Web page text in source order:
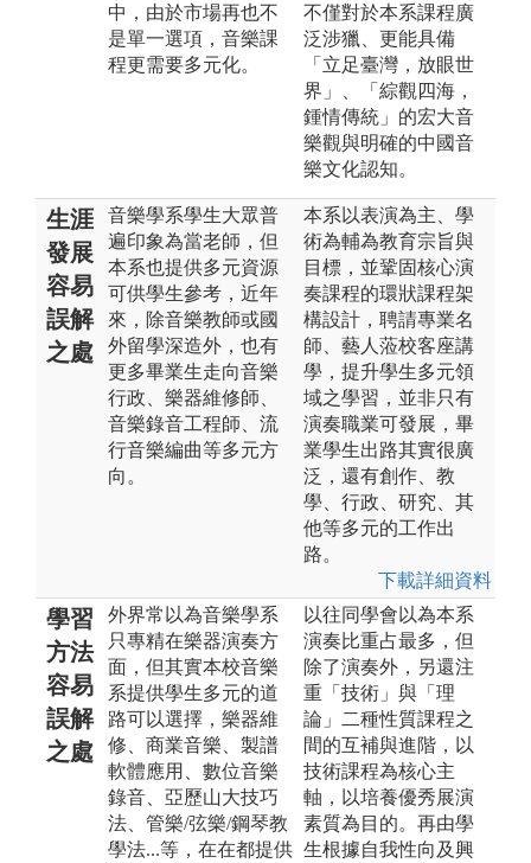
中，由於市場再也不
是單一選項，音樂課
程更需要多元化。
不僅對於本系課程廣
泛涉獵、更能具備
「立足臺灣，放眼世
界」、「綜觀四海，
鍾情傳統」的宏大音
樂觀與明確的中國音
樂文化認知。
生涯
發展
容易
誤解
之處
音樂學系學生大眾普
遍印象為當老師，但
本系也提供多元資源
可供學生參考，近年
來，除音樂教師或國
外留學深造外，也有
更多畢業生走向音樂
行政、樂器維修師、
音樂錄音工程師、流
行音樂編曲等多元方
向。
本系以表演為主、學
術為輔為教育宗旨與
目標，並鞏固核心演
奏課程的環狀課程架
構設計，聘請專業名
師、藝人蒞校客座講
學，提升學生多元領
域之學習，並非只有
演奏職業可發展，畢
業學生出路其實很廣
泛，還有創作、教
學、行政、研究、其
他等多元的工作出
路。
下載詳細資料
學習
方法
容易
誤解
之處
外界常以為音樂學系
只專精在樂器演奏方
面，但其實本校音樂
系提供學生多元的道
路可以選擇，樂器維
修、商業音樂、製譜
軟體應用、數位音樂
錄音、亞歷山大技巧
法、管樂/弦樂/鋼琴教
學法...等，在在都提供
以往同學會以為本系
演奏比重占最多，但
除了演奏外，另還注
重「技術」與「理
論」二種性質課程之
間的互補與進階，以
技術課程為核心主
軸，以培養優秀展演
素質為目的。再由學
生根據自我性向及興